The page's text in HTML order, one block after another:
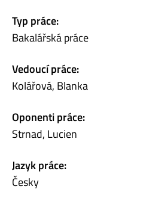
Typ práce:
Bakalářská práce
Vedoucí práce:
Kolářová, Blanka
Oponenti práce:
Strnad, Lucien
Jazyk práce:
Česky